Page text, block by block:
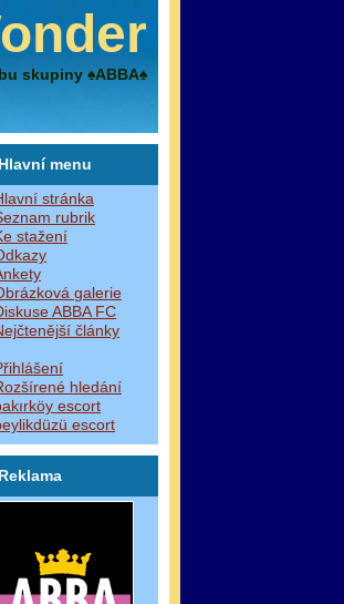
skupiny ♠ABBA♠
Hlavní menu
stránka
rubrik
stažení
galerie
ABBA FC
články
hledání
escort
escort
Reklama